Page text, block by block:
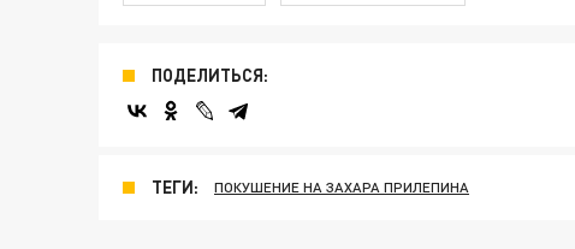
ПОДЕЛИТЬСЯ:
ТЕГИ: ПОКУШЕНИЕ НА ЗАХАРА ПРИЛЕПИНА